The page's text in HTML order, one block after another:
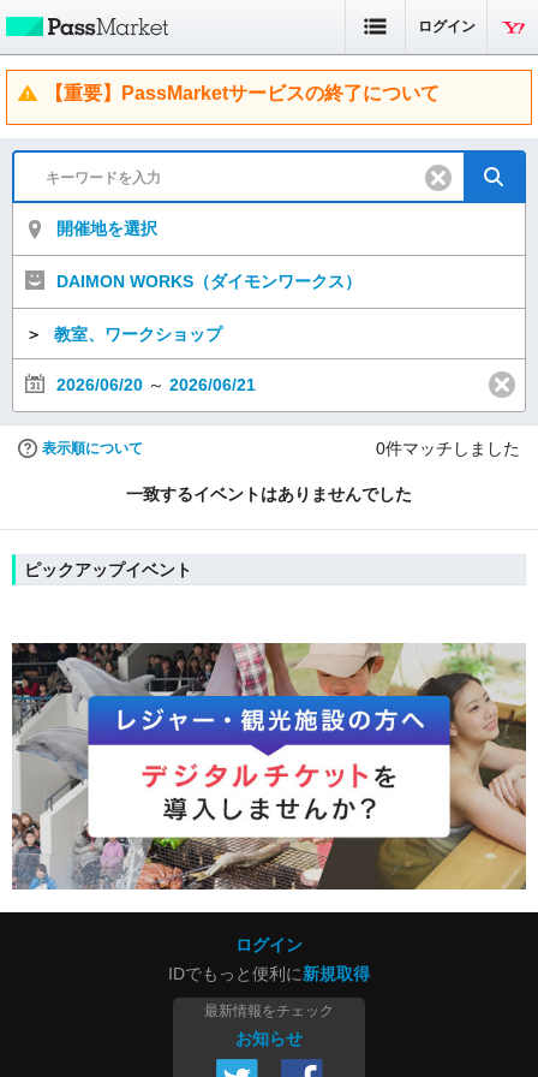
ログイン
【重要】PassMarketサービスの終了について
開催地を選択
DAIMON WORKS（ダイモンワークス）
＞ 教室、ワークショップ
2026/06/20 ～ 2026/06/21
表示順について 0件マッチしました
一致するイベントはありませんでした
ピックアップイベント
ログイン
IDでもっと便利に新規取得
最新情報をチェック
お知らせ